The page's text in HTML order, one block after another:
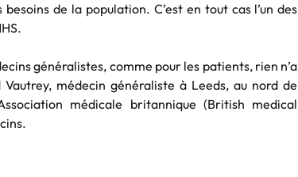
de la population. C’est en tout cas l’un des
généralistes, comme pour les patients, rien n’a
médecin généraliste à Leeds, au nord de
médicale britannique (British medical